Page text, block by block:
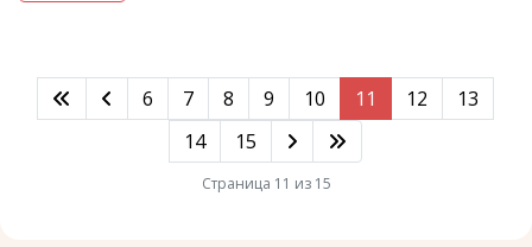
6 7 8 9 10 11 12
13
14
15
Страница 11 из 15